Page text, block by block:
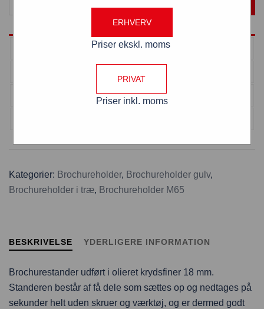
Pris pr. stk
2.158,00
Kategorier: Brochureholder, Brochureholder gulv,
Brochureholder i træ, Brochureholder M65
BESKRIVELSE YDERLIGERE INFORMATION
Brochurestander udført i olieret krydsfiner 18 mm.
Standeren består af få dele som sættes op og nedtages på
sekunder helt uden skruer og værktøj, og er dermed godt
ERHVERV
Priser ekskl. moms
PRIVAT
Priser inkl. moms